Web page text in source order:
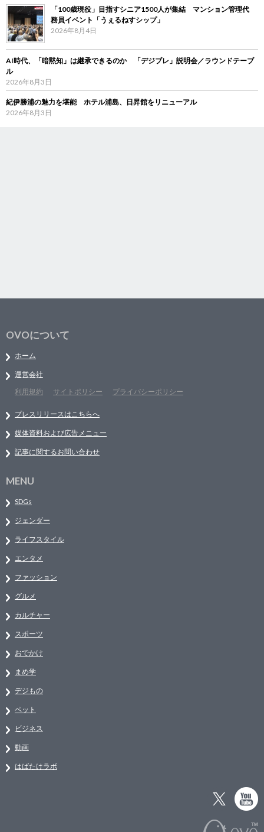
「100歳現役」目指すシニア1500人が集結 マンション管理代
務員イベント「うぇるねすシップ」
2026年8月4日
AI時代、「暗黙知」は継承できるのか 「デジブレ」説明会／ラウンドテーブ
ル
2026年8月3日
紀伊勝浦の魅力を堪能 ホテル浦島、日昇館をリニューアル
2026年8月3日
OVOについて
ホーム
運営会社
利用規約
サイトポリシー プライバシーポリシー
プレスリリースはこちらへ
媒体資料および広告メニュー
記事に関するお問い合わせ
MENU
SDGs
ジェンダー
ライフスタイル
エンタメ
ファッション
グルメ
カルチャー
スポーツ
おでかけ
まめ学
デジもの
ペット
ビジネス
動画
はばたけラボ